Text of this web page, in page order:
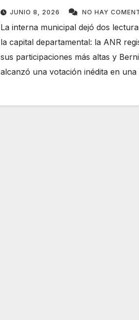
participación
JUNIO 8, 2026 NO HAY
La interna municipal dejó dos
la capital departamental: la ANR
sus participaciones más altas y
alcanzó una votación inédita en